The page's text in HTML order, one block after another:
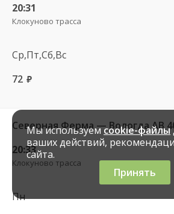
20:31
Клокуново трасса
Ср,Пт,Сб,Вс
72 руб.
Северная Ферма — Вологда АВ
20:33
Клокуново трасса
Пн
Мы используемcookie-файлы
ваших действий,
сайта.
Принять